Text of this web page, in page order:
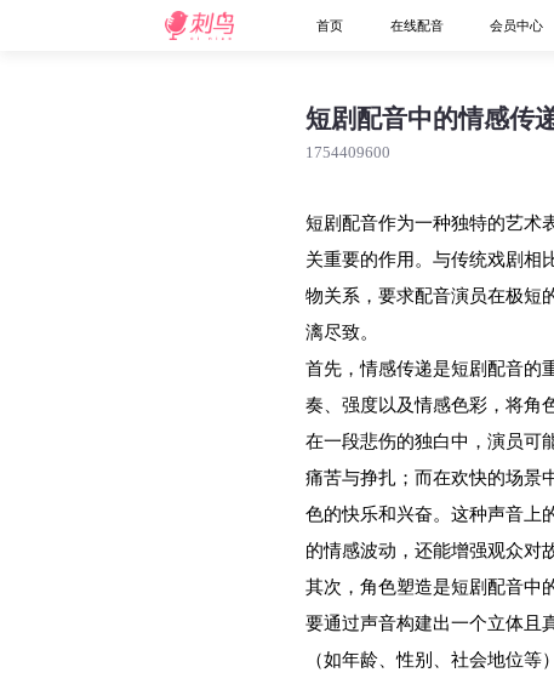
首页 在线配音 会员中心
短剧配音中的情感传
1754409600
短剧配音作为一种独特的艺术
关重要的作用。与传统戏剧相
物关系，要求配音演员在极短
漓尽致。
首先，情感传递是短剧配音的
奏、强度以及情感色彩，将角
在一段悲伤的独白中，演员可
痛苦与挣扎；而在欢快的场景
色的快乐和兴奋。这种声音上
的情感波动，还能增强观众对
其次，角色塑造是短剧配音中
要通过声音构建出一个立体且
（如年龄、性别、社会地位